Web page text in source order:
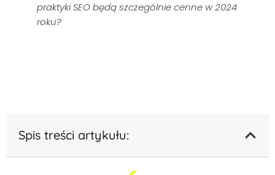
praktyki SEO będą szczególnie cenne w 2024
roku?
Spis treści artykułu: